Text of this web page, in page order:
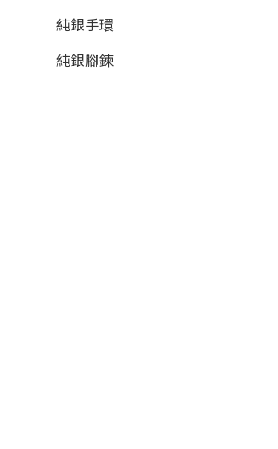
純銀手環
純銀腳鍊